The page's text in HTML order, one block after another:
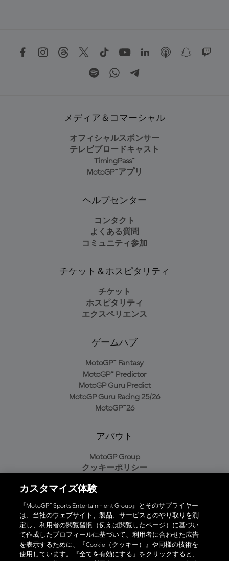
メディア＆コマーシャル
オフィシャルスポンサー
テレビブロードキャスト
TimingPass™
MotoGP™アプリ
ヘルプセンター
コンタクト
よくある質問
コミュニティ参加
チケット＆ホスピタリティ
チケット
ホスピタリティ
エクスペリエンス
ゲームハブ
MotoGP™ Fantasy
MotoGP™ Predictor
MotoGP Guru Predict
MotoGP Guru Racing 25/26
MotoGP™26
アバウト
MotoGP Group
クッキーポリシー
プライバシーポリシー
購入ポリシー
オフィシャルアプリ
カスタマイズ体験
『MotoGP™ Sports Entertainment Group』とそのサプライヤー
は、当社のウェブサイト、製品、サービスとのやり取りを測
定し、利用者の閲覧習慣（例えば閲覧したページ）に基づい
て作成したプロフィールに基づいて、利用者に合わせた広告
を表示するために、『Cookie（クッキー）』や同様の技術を
使用しています。『全てを有効にする』をクリックすると、